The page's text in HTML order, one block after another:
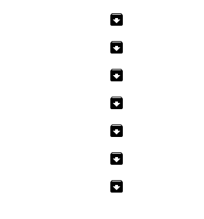
archive
archive
archive
archive
archive
archive
archive